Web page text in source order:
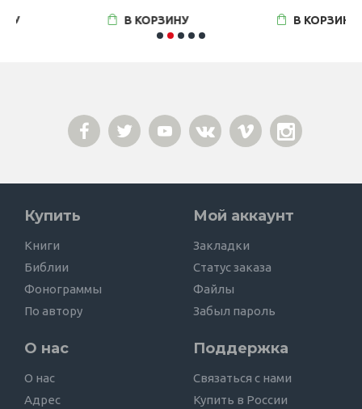
В КОРЗИНУ В КОРЗИНУ
Купить
Книги
Библии
Фонограммы
По автору
Мой аккаунт
Закладки
Статус заказа
Файлы
Забыл пароль
О нас
О нас
Адрес
Поддержка
Связаться с нами
Купить в России